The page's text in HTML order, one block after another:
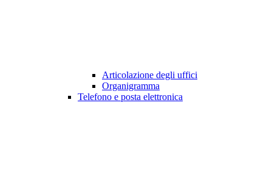
Articolazione degli uffici
Organigramma
Telefono e posta elettronica